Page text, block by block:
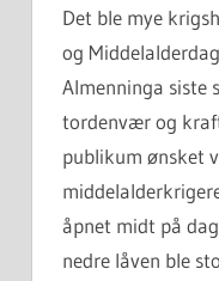
Det ble mye
og
Almenninga siste
tordenvær og
publikum ønsket
åpnet midt på
nedre låven ble